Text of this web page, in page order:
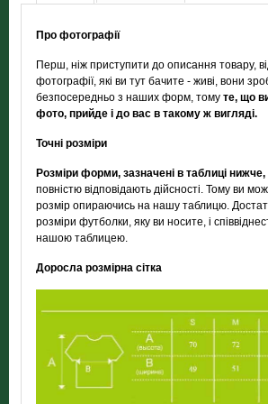
Про фотографії
Перш, ніж приступити до описання товару,
фотографії, які ви тут бачите - живі, вони
безпосередньо з наших форм, томуте, що
фото, прийде і до вас в такому ж вигляді.
Точні розміри
Розміри форми, зазначені в таблиці нижче,
повністю відповідають дійсності. Тому ви
розмір опираючись на нашу таблицю.
розміри футболки, яку ви носите, і
нашою таблицею.
Доросла розмірна сітка